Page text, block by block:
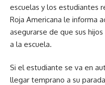
escuelas y los estudiantes
Roja Americana le informa
asegurarse de que sus
a la escuela.
Si el estudiante se va en
llegar temprano a su